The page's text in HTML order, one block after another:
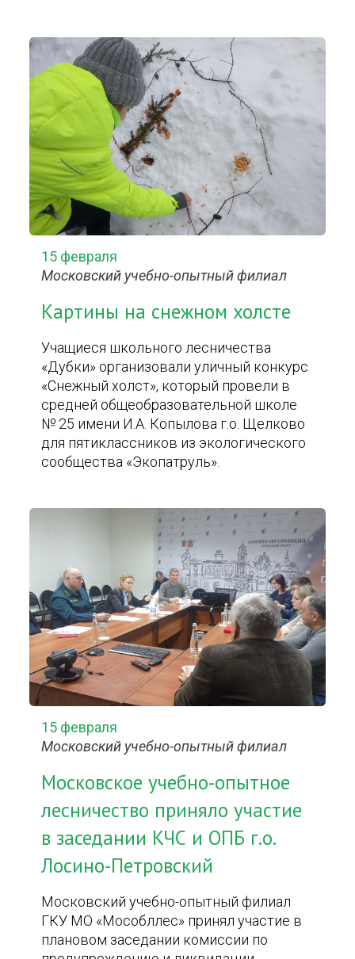
15 февраля
Московский учебно-опытный филиал
Картины на снежном холсте
Учащиеся школьного лесничества
«Дубки» организовали уличный конкурс
«Снежный холст», который провели в
средней общеобразовательной школе
№ 25 имени И.А. Копылова г.о. Щелково
для пятиклассников из экологического
сообщества «Экопатруль».
15 февраля
Московский учебно-опытный филиал
Московское учебно-опытное
лесничество приняло участие
в заседании КЧС и ОПБ г.о.
Лосино-Петровский
Московский учебно-опытный филиал
ГКУ МО «Мособллес» принял участие в
плановом заседании комиссии по